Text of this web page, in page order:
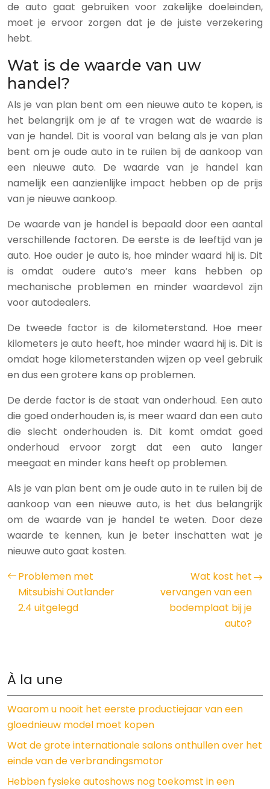
de auto gaat gebruiken voor zakelijke doeleinden,
moet je ervoor zorgen dat je de juiste verzekering
hebt.
Wat is de waarde van uw
handel?
Als je van plan bent om een nieuwe auto te kopen, is
het belangrijk om je af te vragen wat de waarde is
van je handel. Dit is vooral van belang als je van plan
bent om je oude auto in te ruilen bij de aankoop van
een nieuwe auto. De waarde van je handel kan
namelijk een aanzienlijke impact hebben op de prijs
van je nieuwe aankoop.
De waarde van je handel is bepaald door een aantal
verschillende factoren. De eerste is de leeftijd van je
auto. Hoe ouder je auto is, hoe minder waard hij is. Dit
is omdat oudere auto’s meer kans hebben op
mechanische problemen en minder waardevol zijn
voor autodealers.
De tweede factor is de kilometerstand. Hoe meer
kilometers je auto heeft, hoe minder waard hij is. Dit is
omdat hoge kilometerstanden wijzen op veel gebruik
en dus een grotere kans op problemen.
De derde factor is de staat van onderhoud. Een auto
die goed onderhouden is, is meer waard dan een auto
die slecht onderhouden is. Dit komt omdat goed
onderhoud ervoor zorgt dat een auto langer
meegaat en minder kans heeft op problemen.
Als je van plan bent om je oude auto in te ruilen bij de
aankoop van een nieuwe auto, is het dus belangrijk
om de waarde van je handel te weten. Door deze
waarde te kennen, kun je beter inschatten wat je
nieuwe auto gaat kosten.
Problemen met
Mitsubishi Outlander
2.4 uitgelegd
Wat kost het
vervangen van een
bodemplaat bij je
auto?
À la une
Waarom u nooit het eerste productiejaar van een
gloednieuw model moet kopen
Wat de grote internationale salons onthullen over het
einde van de verbrandingsmotor
Hebben fysieke autoshows nog toekomst in een